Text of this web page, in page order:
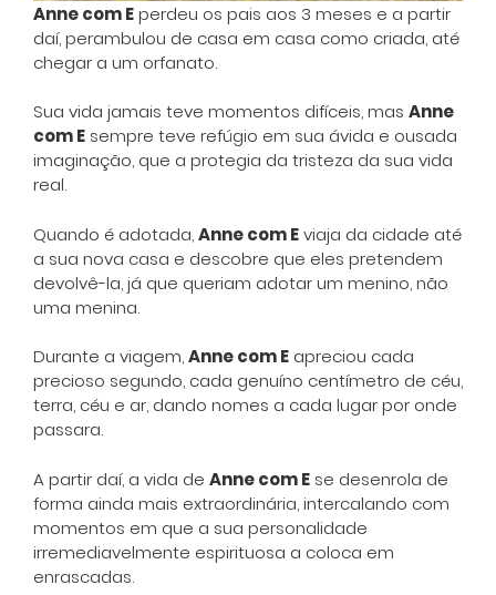
Anne com Eperdeu os pais aos 3 meses e a partir
daí, perambulou de casa em casa como criada, até
chegar a um orfanato.
Sua vida jamais teve momentos difíceis, mas Anne
com E sempre teve refúgio em sua ávida e ousada
imaginação, que a protegia da tristeza da sua vida
real.
Quando é adotada,Anne com Eviaja da cidade até
a sua nova casa e descobre que eles pretendem
devolvê-la, já que queriam adotar um menino, não
uma menina.
Durante a viagem,Anne com E apreciou cada
precioso segundo, cada genuíno centímetro de céu,
terra, céu e ar, dando nomes a cada lugar por onde
passara.
A partir daí, a vida de Anne com E se desenrola de
forma ainda mais extraordinária, intercalando com
momentos em que a sua personalidade
irremediavelmente espirituosa a coloca em
enrascadas.